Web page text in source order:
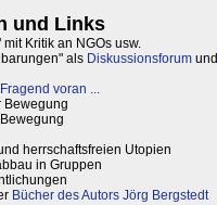
und Links
mit Kritik an NGOs usw.
als Diskussionsforum und
Fragend voran ...
Bewegung
herrschaftsfreien Utopien
in Gruppen
Bücher des Autors Jörg Bergstedt